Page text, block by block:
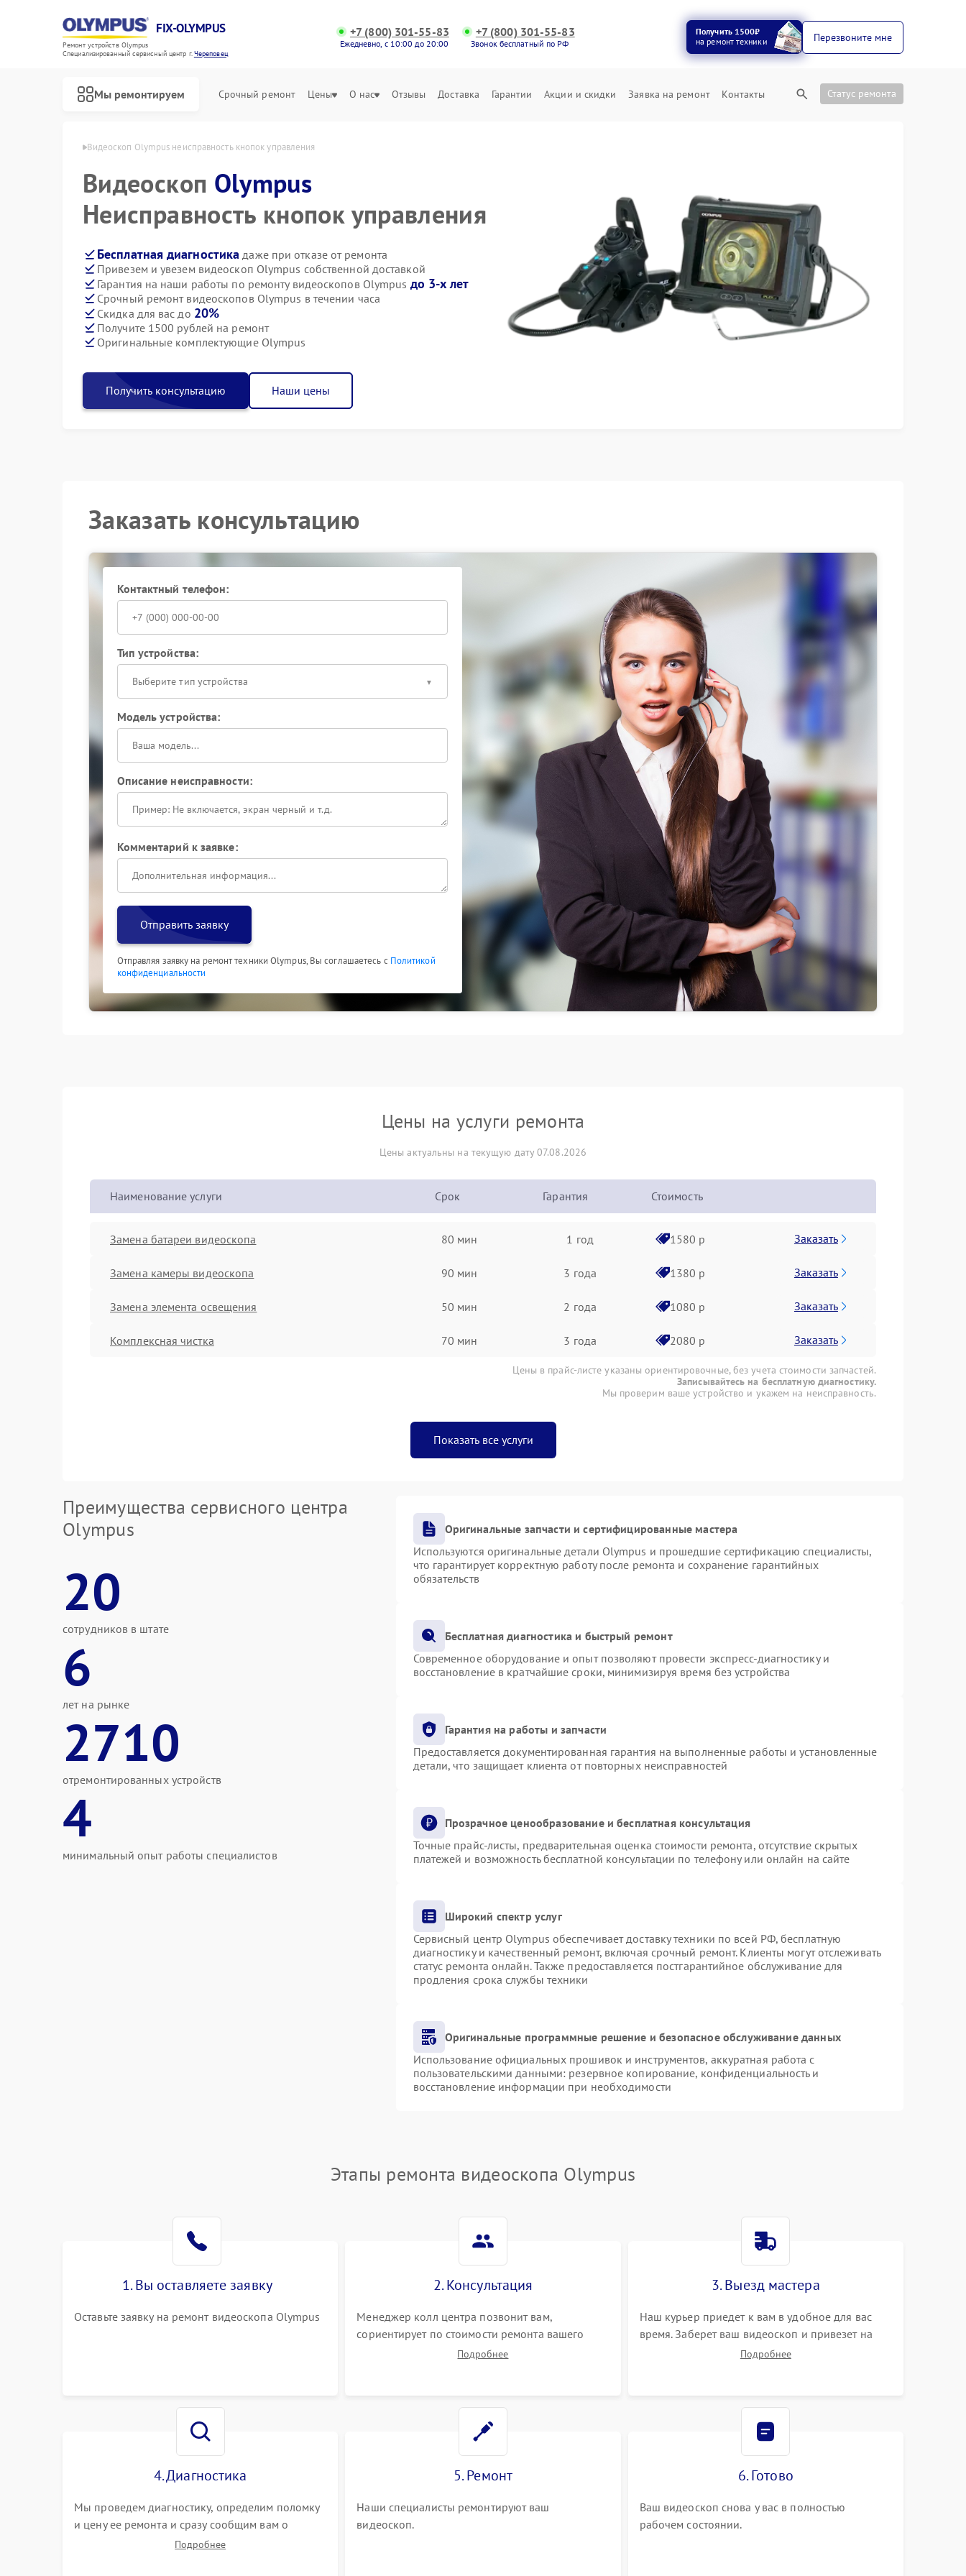
FIX-OLYMPUS
Ремонт устройств Olympus
Специализированный cервисный центр г.Череповец
+7 (800) 301-55-83
Ежедневно, с 10:00 до 20:00
+7 (800) 301-55-83
Звонок бесплатный по РФ
Получить 1500₽
на ремонт техники
Перезвоните мне
Мы ремонтируем Срочный ремонт Цены О нас Отзывы Доставка Гарантии Акции и скидки Заявка на ремонт Контакты Статус ремонта
Видеоскоп Olympus неисправность кнопок управления
Видеоскоп Olympus
Неисправность кнопок управления
Бесплатная диагностика даже при отказе от ремонта
Привезем и увезем видеоскоп Olympus собственной доставкой
Гарантия на наши работы по ремонту видеоскопов Olympus до 3-х лет
Срочный ремонт видеоскопов Olympus в течении часа
Скидка для вас до 20%
Получите 1500 рублей на ремонт
Оригинальные комплектующие Olympus
Получить консультацию Наши цены
Заказать консультацию
Контактный телефон:
Тип устройства:
Выберите тип устройства
Модель устройства:
Описание неисправности:
Комментарий к заявке:
Отправить заявку
Отправляя заявку на ремонт техники Olympus, Вы соглашаетесь с Политикой
конфиденциальности
Цены на услуги ремонта
Цены актуальны на текущую дату 07.08.2026
Наименование услуги Срок Гарантия Стоимость
Замена батареи видеоскопа 80 мин 1 год 1580 р Заказать
Замена камеры видеоскопа 90 мин 3 года 1380 р Заказать
Замена элемента освещения 50 мин 2 года 1080 р Заказать
Комплексная чистка 70 мин 3 года 2080 р Заказать
Цены в прайс-листе указаны ориентировочные, без учета стоимости запчастей.
Записывайтесь на бесплатную диагностику.
Мы проверим ваше устройство и укажем на неисправность.
Показать все услуги
Преимущества сервисного центра
Olympus
20
сотрудников в штате
6
лет на рынке
2710
отремонтированных устройств
4
минимальный опыт работы специалистов
Оригинальные запчасти и сертифицированные мастера
Используются оригинальные детали Olympus и прошедшие сертификацию специалисты,
что гарантирует корректную работу после ремонта и сохранение гарантийных
обязательств
Бесплатная диагностика и быстрый ремонт
Современное оборудование и опыт позволяют провести экспресс-диагностику и
восстановление в кратчайшие сроки, минимизируя время без устройства
Гарантия на работы и запчасти
Предоставляется документированная гарантия на выполненные работы и установленные
детали, что защищает клиента от повторных неисправностей
Прозрачное ценообразование и бесплатная консультация
Точные прайс-листы, предварительная оценка стоимости ремонта, отсутствие скрытых
платежей и возможность бесплатной консультации по телефону или онлайн на сайте
Широкий спектр услуг
Сервисный центр Olympus обеспечивает доставку техники по всей РФ, бесплатную
диагностику и качественный ремонт, включая срочный ремонт. Клиенты могут отслеживать
статус ремонта онлайн. Также предоставляется постгарантийное обслуживание для
продления срока службы техники
Оригинальные программные решение и безопасное обслуживание данных
Использование официальных прошивок и инструментов, аккуратная работа с
пользовательскими данными: резервное копирование, конфиденциальность и
восстановление информации при необходимости
Этапы ремонта видеоскопа Olympus
1. Вы оставляете заявку
Оставьте заявку на ремонт видеоскопа Olympus
2. Консультация
Менеджер колл центра позвонит вам,
сориентирует по стоимости ремонта вашего
видеоскопа а также ответит на все ваши
Подробнее
3. Выезд мастера
Наш курьер приедет к вам в удобное для вас
время. Заберет ваш видеоскоп и привезет на
склад для диагностики.Подробнее
4. Диагностика
Мы проведем диагностику, определим поломку
и цену ее ремонта и сразу сообщим вам о
Подробнее
5. Ремонт
Наши специалисты ремонтируют ваш
видеоскоп.
6. Готово
Ваш видеоскоп снова у вас в полностью
рабочем состоянии.